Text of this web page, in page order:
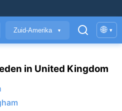
Zuid-Amerika ▼ 🌐 ▾
in United Kingdom